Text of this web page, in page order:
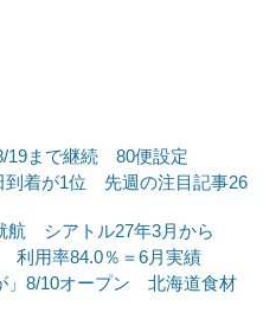
19まで継続 80便設定
到着が1位 先週の注目記事26
航 シアトル27年3月から
利用率84.0％＝6月実績
」8/10オープン 北海道食材